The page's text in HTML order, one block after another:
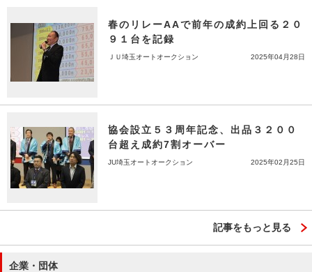
春のリレーAAで前年の成約上回る２０
９１台を記録
ＪＵ埼玉オートオークション 2025年04月28日
協会設立５３周年記念、出品３２００
台超え成約7割オーバー
JU埼玉オートオークション 2025年02月25日
記事をもっと見る
企業・団体